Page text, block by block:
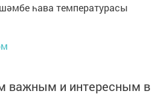
һава температурасы
важным и интересным в